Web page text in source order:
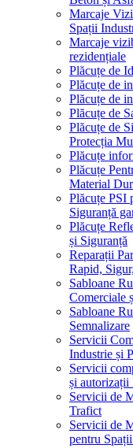
Marcaje
Spații
Marcaje
rezidențiale
Plăcuțe de
Plăcuțe de
Plăcuțe de
Plăcuțe de
Plăcuțe de
Protecția
Plăcuțe
Plăcuțe
Material
Plăcuțe PSI
Siguranță
Plăcuțe
și Siguranță
Reparații
Rapid,
Sabloane
Comerciale
Sabloane
Semnalizare
Servicii
Industrie și
Servicii
și autorizații
Servicii de
Trafict
Servicii de
pentru